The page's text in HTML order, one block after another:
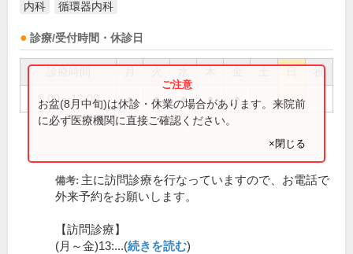
内科 循環器内科
診療/受付時間・休診日
祝
9:00～12:00 ● ● ● ● ●
お盆(8月中旬)は休診・休業の場合があります。来院前
に必ず医療機関に直接ご確認ください。
×閉じる
備考: 主に訪問診療を行なっていますので、お電話で
外来予約をお願いします。
【訪問診療】
(月～金)13:...(続きを読む)